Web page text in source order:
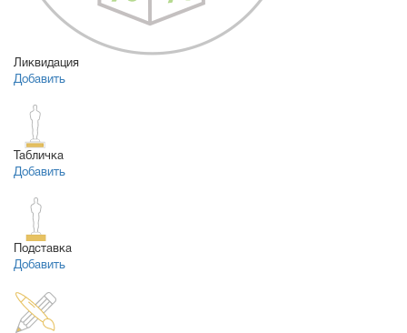
Ликвидация
Добавить
Табличка
Добавить
Подставка
Добавить